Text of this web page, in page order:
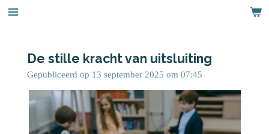
Ga
hoofdinhoud
De stille kracht van uitsluiting
Gepubliceerd op 13 september 2025 om 07:45